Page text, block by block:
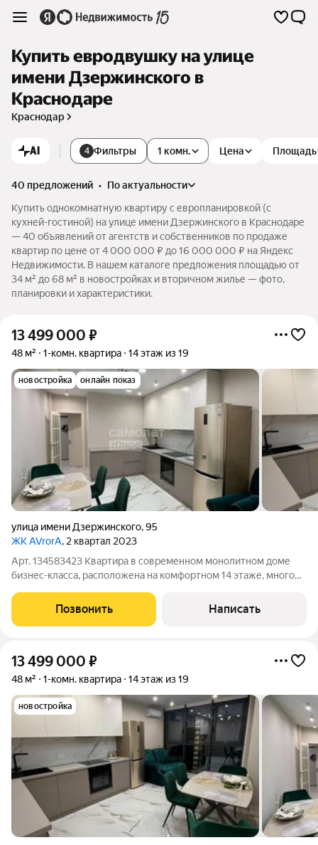
Купить евродвушку на улице
имени Дзержинского в
Краснодаре
Краснодар
AI 4 Фильтры 1 комн. Цена Площадь
40 предложений •
по актуальности
Купить однокомнатную квартиру с европланировкой (с
кухней-гостиной) на улице имени Дзержинского в Краснодаре
— 40 объявлений от агентств и собственников по продаже
квартир по цене от 4 000 000 ₽ до 16 000 000 ₽ на Яндекс
Недвижимости. В нашем каталоге предложения площадью от
34 м² до 68 м² в новостройках и вторичном жилье — фото,
планировки и характеристики.
13 499 000 ₽
48 м² 1-комн. квартира 14 этаж из 19
новостройка онлайн показ
улица имени Дзержинского,95
ЖК AVrorA, 2 квартал 2023
Арт. 134583423 Квартира в современном монолитном доме
бизнес-класса, расположена на комфортном 14 этаже, много
просторная комната, гармоничная кухня, уютный санузел,
дизайнерский ремонт. Вся мебель и
Позвонить Написать
13 499 000 ₽
48 м² 1-комн. квартира 14 этаж из 19
новостройка